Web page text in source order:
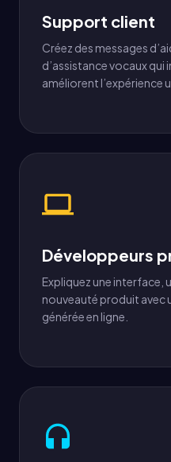
Support client
Créez des messages
d’assistance vocaux
améliorent l’expérience
Développeurs
Expliquez une interface,
nouveauté produit avec
générée en ligne.